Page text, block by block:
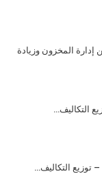
المخزون وزيادة
التكاليف…
توزيع التكاليف…